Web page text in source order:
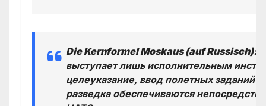
Die Kernformel Moskaus (auf Russisch):
выступает лишь исполнительным
целеуказание, ввод полетных заданий
разведка обеспечиваются